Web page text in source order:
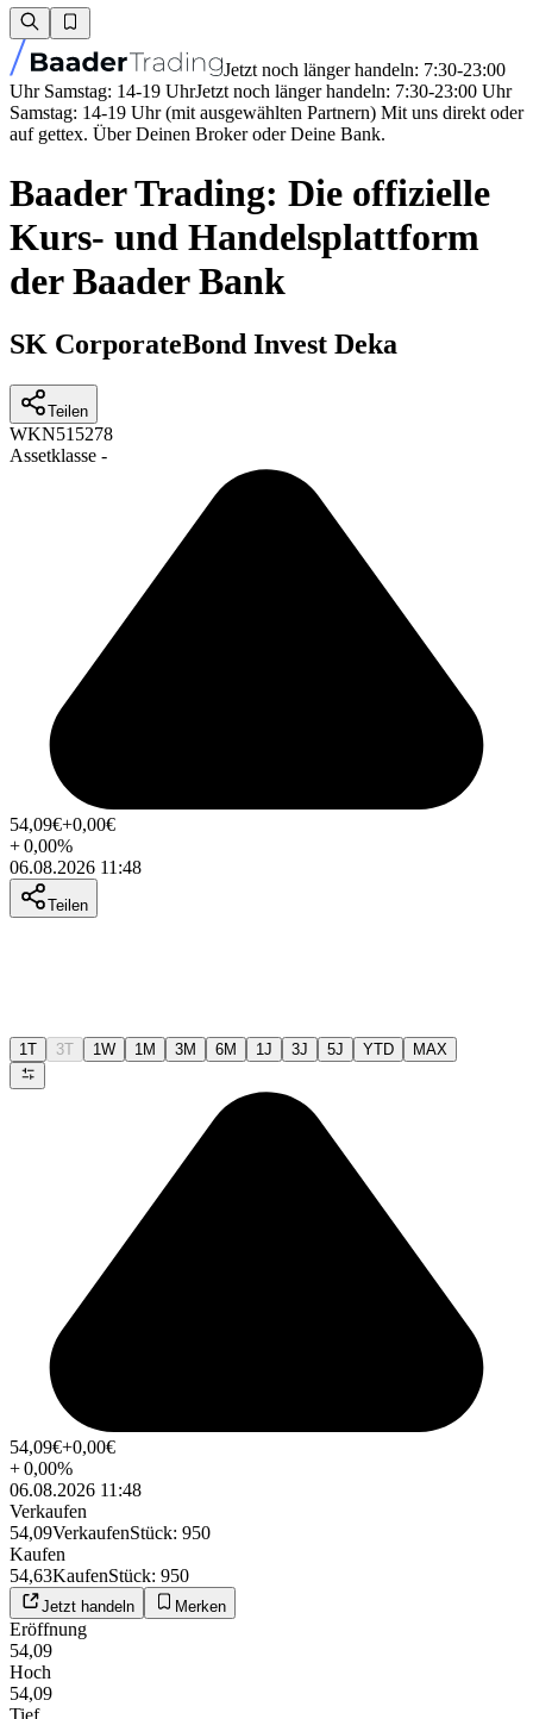
Jetzt noch länger handeln: 7:30-23:00
Uhr Samstag: 14-19 UhrJetzt noch länger handeln: 7:30-23:00 Uhr
Samstag: 14-19 Uhr (mit ausgewählten Partnern) Mit uns direkt oder
auf gettex. Über Deinen Broker oder Deine Bank.
Baader Trading: Die offizielle
Kurs- und Handelsplattform
der Baader Bank
SK CorporateBond Invest Deka
Teilen
WKN515278
Assetklasse -
54,09€+0,00€
+0,00%
06.08.2026 11:48
Teilen
1T 3T 1W 1M 3M 6M 1J 3J 5J YTD MAX
54,09€+0,00€
+0,00%
06.08.2026 11:48
Verkaufen
54,09VerkaufenStück: 950
Kaufen
54,63KaufenStück: 950
Jetzt handeln Merken
Eröffnung
54,09
Hoch
54,09
Tief